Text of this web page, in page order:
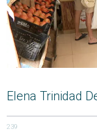
Elena Trinidad
239